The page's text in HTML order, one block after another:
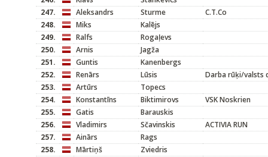
247.
Aleksandrs Sturme
C.T.Co
248.
Miks
Kalējs
249.
Ralfs
Rogaļevs
250.
Arnis
Jagža
251.
Guntis
Kanenbergs
252.
Renārs Lūsis
Darba rūķi/valsts
253.
Artūrs
Topecs
254.
Konstantīns Biktimirovs
VSK Noskrien
255.
Gatis
Barauskis
256.
Vladimirs Sčavinskis
ACTIVIA RUN
257.
Ainārs
Rags
258.
Mārtiņš
Zviedris